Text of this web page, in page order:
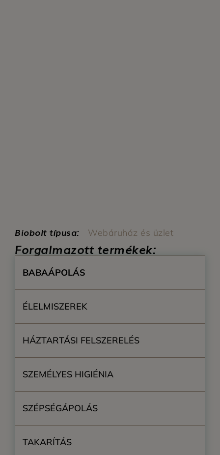
Biobolt típusa: Webáruház és üzlet
Forgalmazott termékek:
BABAÁPOLÁS
ÉLELMISZEREK
HÁZTARTÁSI FELSZERELÉS
SZEMÉLYES HIGIÉNIA
SZÉPSÉGÁPOLÁS
TAKARÍTÁS